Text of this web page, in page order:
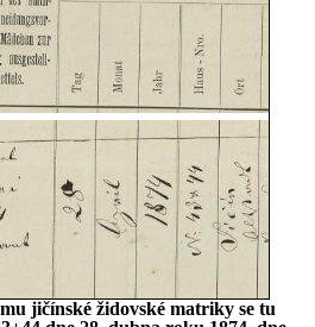
jičínské židovské matriky se tu